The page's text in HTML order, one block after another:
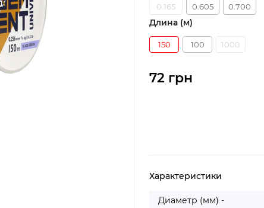
0.165 0.605 0.700
Длина (м)
150 100 1000
72 грн
Характеристики
Диаметр (мм) -